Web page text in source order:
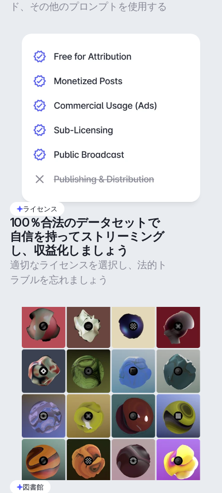
ド、その他のプロンプトを使用する
ライセンス
100％合法のデータセットで
自信を持ってストリーミング
し、収益化しましょう
適切なライセンスを選択し、法的ト
ラブルを忘れましょう
図書館